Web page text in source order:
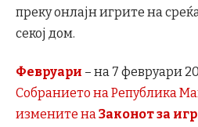
преку онлајн игрите на
секој дом.
Февруари – на 7 февруари
Собранието на Република
измените наЗаконот за